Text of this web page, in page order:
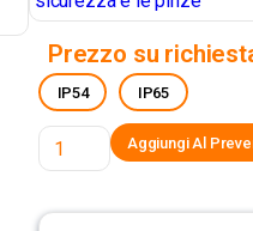
Prezzo su
IP54 IP65